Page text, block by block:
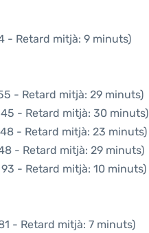
- Retard mitjà: 9 minuts)
- Retard mitjà: 29 minuts)
- Retard mitjà: 30 minuts)
- Retard mitjà: 23 minuts)
- Retard mitjà: 29 minuts)
- Retard mitjà: 10 minuts)
- Retard mitjà: 7 minuts)